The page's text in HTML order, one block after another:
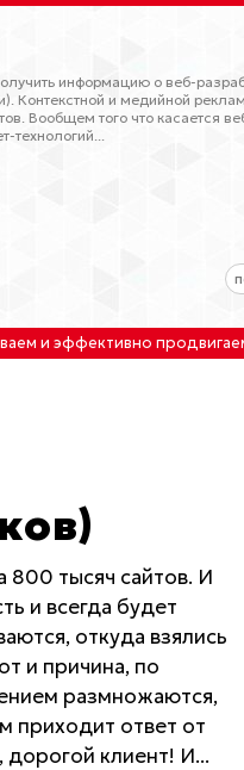
информацию о веб-
Контекстной и медийной
Вообщем того что касается
технологий...
и эффективно
800 тысяч сайтов. И
и всегда будет
откуда взялись
и причина, по
размножаются,
приходит ответ от
клиент! И...